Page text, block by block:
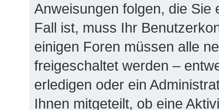
Anweisungen folgen, die Sie
Fall ist, muss Ihr
einigen Foren müssen alle
freigeschaltet werden –
erledigen oder ein
Ihnen mitgeteilt, ob eine